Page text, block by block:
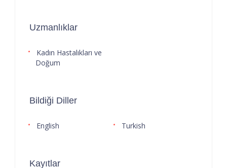
Uzmanlıklar
Kadın Hastalıkları ve
Doğum
Bildiği Diller
English Turkish
Kayıtlar